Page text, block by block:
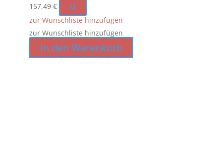
157,49 € u
zur Wunschliste hinzufügen
zur Wunschliste hinzufügen
In den Warenkorb